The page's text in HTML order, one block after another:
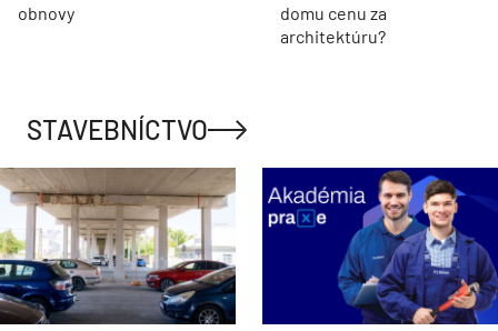
obnovy
domu cenu za
architektúru?
STAVEBNÍCTVO